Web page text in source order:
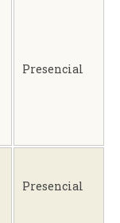
Presencial
Presencial